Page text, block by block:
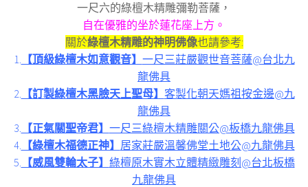
一尺六的綠檀木精雕彌勒菩薩，
自在優雅的坐於蓮花座上方。
關於綠檀木精雕的神明佛像也請參考:
1. 【頂級綠檀木如意觀音】 一尺三莊嚴觀世音菩薩@台北九
龍佛具
2. 【訂製綠檀木黑臉天上聖母】 客製化朝天媽祖按金邊@九
龍佛具
3. 【正氣關聖帝君】 一尺三綠檀木精雕關公@板橋九龍佛具
4. 【綠檀木福德正神】 居家莊嚴溫馨佛堂土地公@九龍佛具
5. 【威風雙輪太子】 綠檀原木實木立體精緻雕刻@台北板橋
九龍佛具